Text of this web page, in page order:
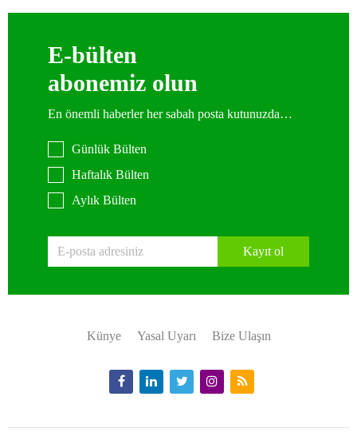
E-bülten
abonemiz olun
En önemli haberler her sabah posta kutunuzda…
Günlük Bülten
Haftalık Bülten
Aylık Bülten
Kayıt ol
Künye Yasal Uyarı Bize Ulaşın